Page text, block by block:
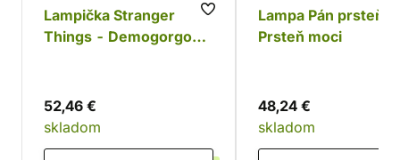
Lampička Stranger
Things - Demogorgon
52,46 €
skladom
Lampa Pán
Prsteň moci
48,24 €
skladom